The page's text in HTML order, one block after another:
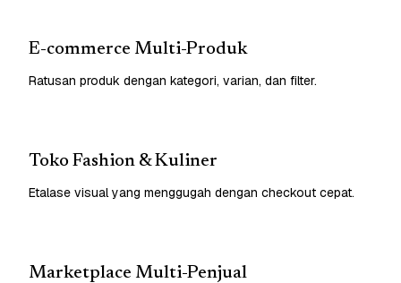
E-commerce Multi-Produk
Ratusan produk dengan kategori, varian, dan filter.
Toko Fashion & Kuliner
Etalase visual yang menggugah dengan checkout cepat.
Marketplace Multi-Penjual